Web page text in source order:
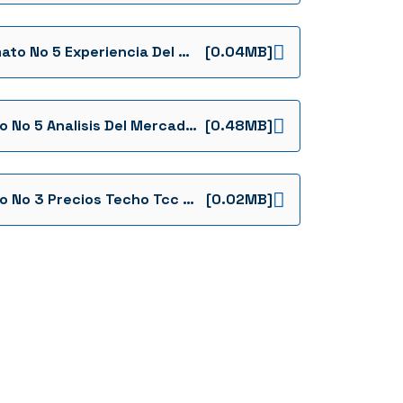
Formato No 5 Experiencia Del Proponente Tcc Definitivos Formatos [0.04MB]
Anexo No 5 Analisis Del Mercado Tcc Definitivos Anexos [0.48MB]
Anexo No 3 Precios Techo Tcc Definitivos Anexos [0.02MB]